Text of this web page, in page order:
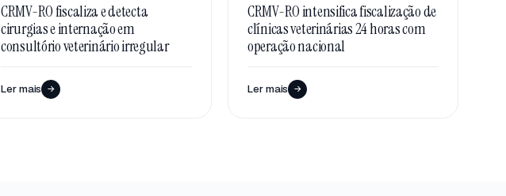
CRMV-RO fiscaliza e detecta
cirurgias e internação em
consultório veterinário irregular
Ler mais →
CRMV-RO intensifica fiscalização de
clínicas veterinárias 24 horas com
operação nacional
Ler mais →